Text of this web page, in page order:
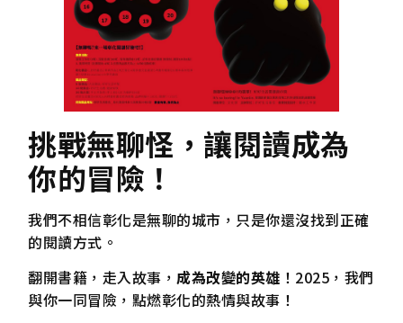
挑戰無聊怪，讓閱讀成為
你的冒險！
我們不相信彰化是無聊的城市，只是你還沒找到正確
的閱讀方式。
翻開書籍，走入故事，成為改變的英雄 ！2025，我們
與你一同冒險，點燃彰化的熱情與故事！